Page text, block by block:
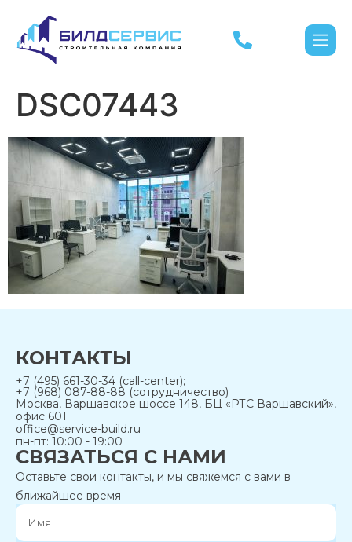
DSC07443
КОНТАКТЫ
+7 (495) 661-30-34 (call-center);
+7 (968) 087-88-88 (сотрудничество)
Москва, Варшавское шоссе 148, БЦ «РТС Варшавский»,
офис 601
office@service-build.ru
пн-пт: 10:00 - 19:00
СВЯЗАТЬСЯ С НАМИ
Оставьте свои контакты, и мы свяжемся с вами в
ближайшее время